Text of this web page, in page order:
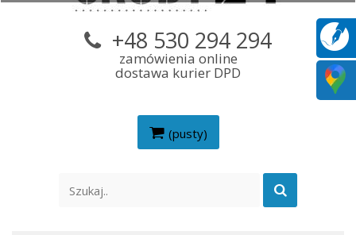
(pusty)
+48 530 294 294
zamówienia online
dostawa kurier DPD